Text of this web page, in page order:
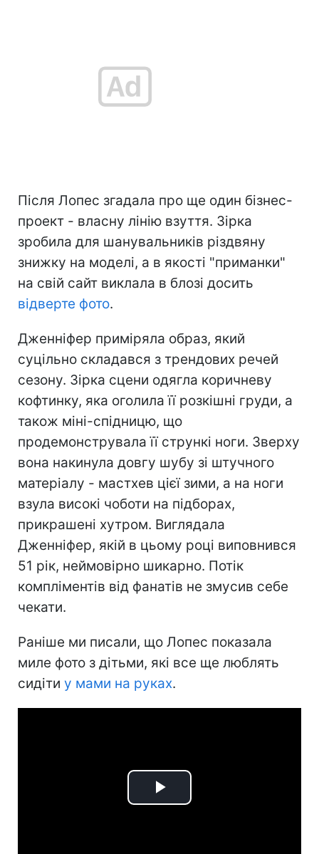
Після Лопес згадала про ще один бізнес-
проект - власну лінію взуття. Зірка
зробила для шанувальників різдвяну
знижку на моделі, а в якості "приманки"
на свій сайт виклала в блозі досить
відверте фото.
Дженніфер приміряла образ, який
суцільно складався з трендових речей
сезону. Зірка сцени одягла коричневу
кофтинку, яка оголила її розкішні груди, а
також міні-спідницю, що
продемонструвала її стрункі ноги. Зверху
вона накинула довгу шубу зі штучного
матеріалу - мастхев цієї зими, а на ноги
взула високі чоботи на підборах,
прикрашені хутром. Виглядала
Дженніфер, якій в цьому році виповнився
51 рік, неймовірно шикарно. Потік
компліментів від фанатів не змусив себе
чекати.
Раніше ми писали, що Лопес показала
миле фото з дітьми, які все ще люблять
сидіти у мами на руках.
Play